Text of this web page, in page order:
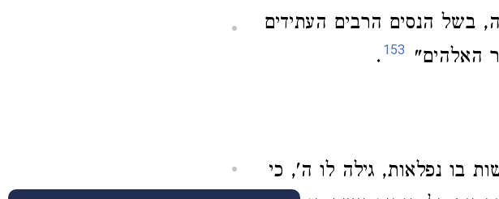
בשל הנסים הרבים העתידים
האלהים" 153
.
בו נפלאות, גילה לו ה', כי